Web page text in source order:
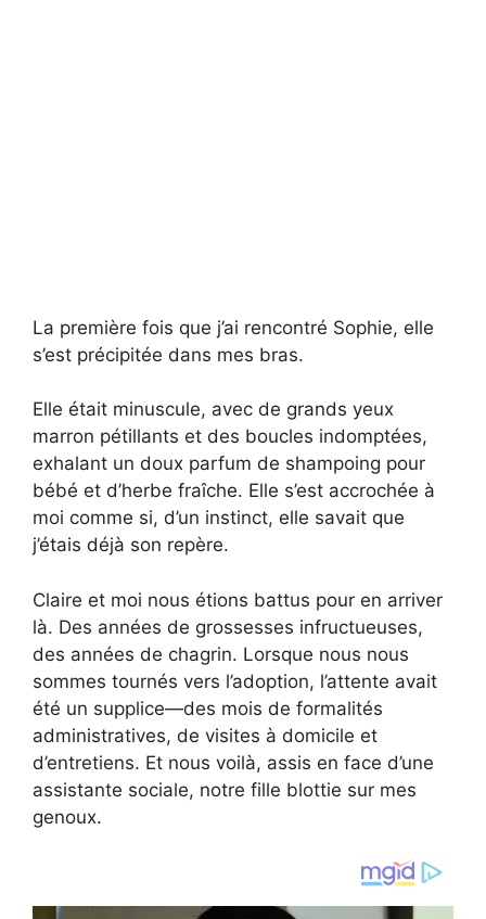
La première fois que j’ai rencontré Sophie, elle
s’est précipitée dans mes bras.
Elle était minuscule, avec de grands yeux
marron pétillants et des boucles indomptées,
exhalant un doux parfum de shampoing pour
bébé et d’herbe fraîche. Elle s’est accrochée à
moi comme si, d’un instinct, elle savait que
j’étais déjà son repère.
Claire et moi nous étions battus pour en arriver
là. Des années de grossesses infructueuses,
des années de chagrin. Lorsque nous nous
sommes tournés vers l’adoption, l’attente avait
été un supplice—des mois de formalités
administratives, de visites à domicile et
d’entretiens. Et nous voilà, assis en face d’une
assistante sociale, notre fille blottie sur mes
genoux.